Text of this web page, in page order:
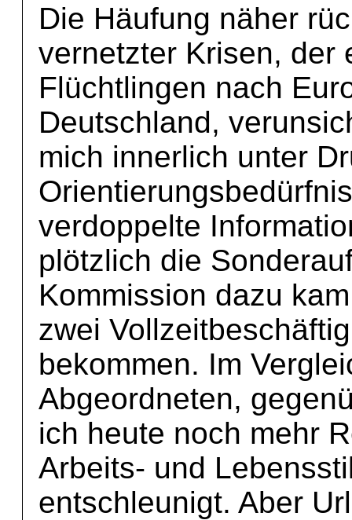
Die Häufung näher
vernetzter Krisen, der
Flüchtlingen nach
Deutschland,
mich innerlich unter
verdoppelte
plötzlich die
Kommission dazu
zwei
bekommen. Im
Abgeordneten,
ich heute noch mehr
Arbeits- und
entschleunigt. Aber